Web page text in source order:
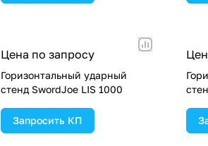
Цена по запросу
Горизонтальный ударный
стенд SwordJoe LIS 1000
Запросить КП